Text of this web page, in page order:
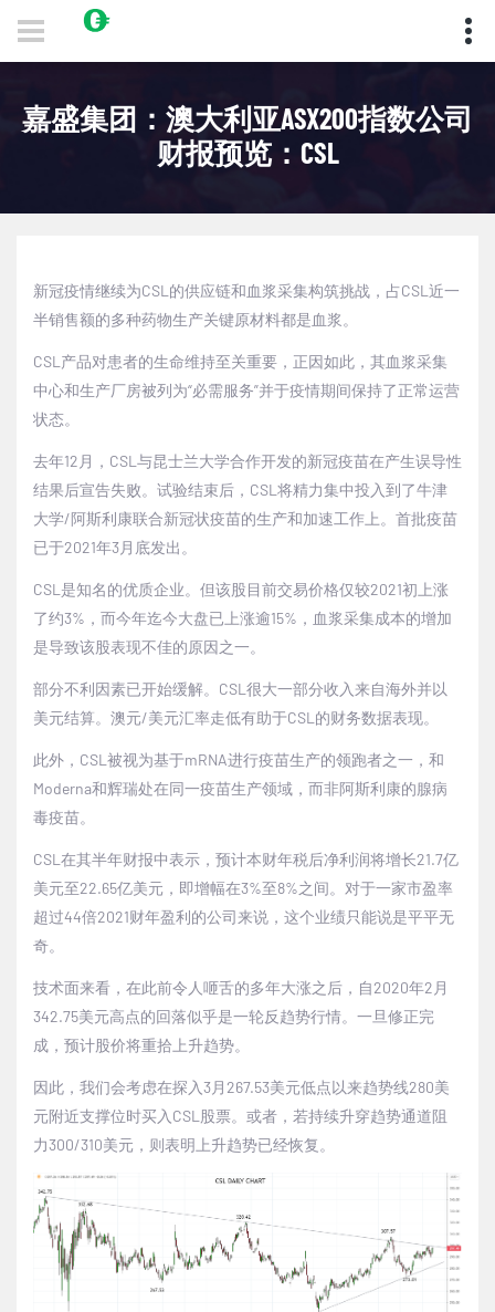
嘉盛集团：澳大利亚ASX200指数公司
财报预览：CSL
新冠疫情继续为CSL的供应链和血浆采集构筑挑战，占CSL近一
半销售额的多种药物生产关键原材料都是血浆。
CSL产品对患者的生命维持至关重要，正因如此，其血浆采集
中心和生产厂房被列为“必需服务”并于疫情期间保持了正常运营
状态。
去年12月，CSL与昆士兰大学合作开发的新冠疫苗在产生误导性
结果后宣告失败。试验结束后，CSL将精力集中投入到了牛津
大学/阿斯利康联合新冠状疫苗的生产和加速工作上。首批疫苗
已于2021年3月底发出。
CSL是知名的优质企业。但该股目前交易价格仅较2021初上涨
了约3%，而今年迄今大盘已上涨逾15%，血浆采集成本的增加
是导致该股表现不佳的原因之一。
部分不利因素已开始缓解。CSL很大一部分收入来自海外并以
美元结算。澳元/美元汇率走低有助于CSL的财务数据表现。
此外，CSL被视为基于mRNA进行疫苗生产的领跑者之一，和
Moderna和辉瑞处在同一疫苗生产领域，而非阿斯利康的腺病
毒疫苗。
CSL在其半年财报中表示，预计本财年税后净利润将增长21.7亿
美元至22.65亿美元，即增幅在3%至8%之间。对于一家市盈率
超过44倍2021财年盈利的公司来说，这个业绩只能说是平平无
奇。
技术面来看，在此前令人咂舌的多年大涨之后，自2020年2月
342.75美元高点的回落似乎是一轮反趋势行情。一旦修正完
成，预计股价将重拾上升趋势。
因此，我们会考虑在探入3月267.53美元低点以来趋势线280美
元附近支撑位时买入CSL股票。或者，若持续升穿趋势通道阻
力300/310美元，则表明上升趋势已经恢复。